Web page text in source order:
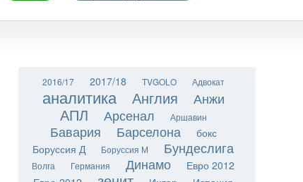
2016/17 2017/18 TVGOLO Адвокат
аналитика Англия Анжи
АПЛ Арсенал Аршавин
Бавария Барселона
бокс
Боруссия Д
Боруссия М Бундеслига
Волга Германия Динамо
Евро 2012